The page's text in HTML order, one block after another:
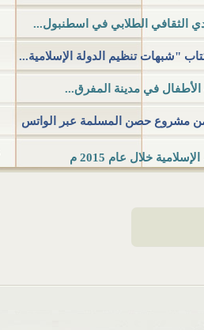
الثقافي الطلابي في اسطنبول...
الأطفال في مدينة المفرق...
من مشروع حصن المسلمة عبر الواتس
خلال عام 2015 م